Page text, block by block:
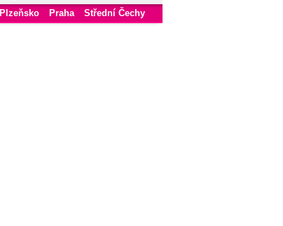
Plzeňsko Praha
Střední Čechy